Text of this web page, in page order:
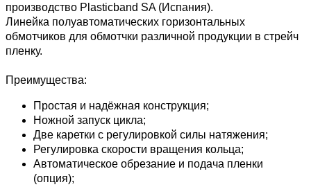
производство Plasticband SA (Испания).
Линейка полуавтоматических горизонтальных
обмотчиков для обмотчки различной продукции в стрейч
пленку.
Преимущества:
Простая и надёжная конструкция;
Ножной запуск цикла;
Две каретки с регулировкой силы натяжения;
Регулировка скорости вращения кольца;
Автоматическое обрезание и подача пленки
(опция);